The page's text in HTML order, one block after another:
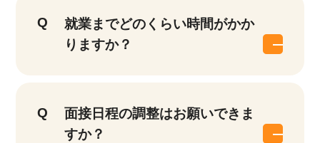
就業までどのくらい時間がかか
りますか？
面接日程の調整はお願いできま
すか？